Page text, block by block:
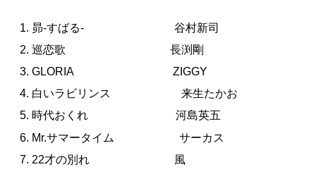
昴-すばる- 谷村新司
巡恋歌 長渕剛
GLORIA ZIGGY
白いラビリンス 来生たかお
時代おくれ 河島英五
Mr.サマータイム サーカス
22才の別れ 風